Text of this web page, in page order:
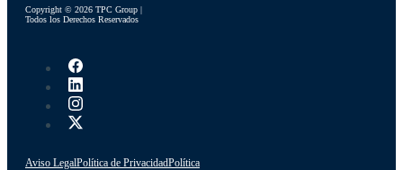
Copyright © 2026 TPC Group |
Todos los Derechos Reservados
Aviso LegalPolítica de PrivacidadPolítica